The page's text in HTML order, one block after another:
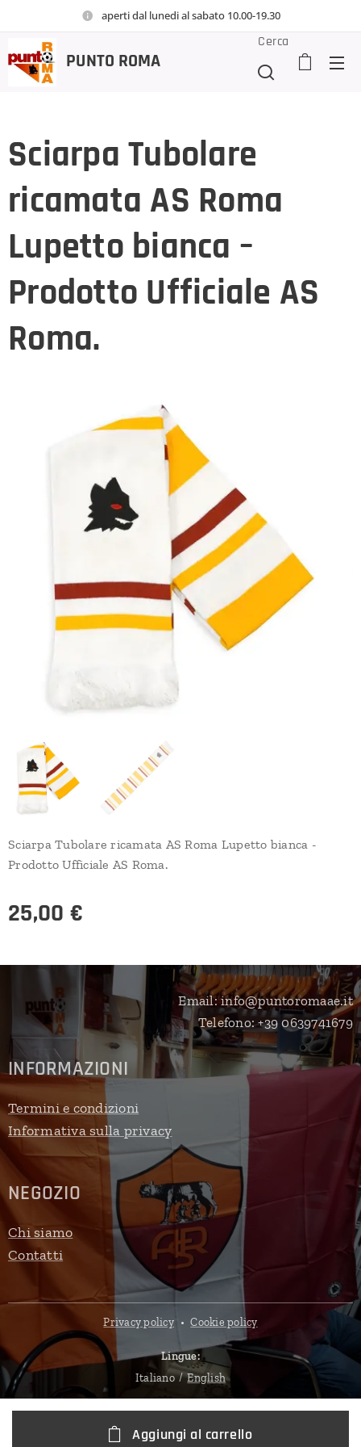
aperti dal lunedi al sabato 10.00-19.30
PUNTO ROMA
Cerca
Sciarpa Tubolare
ricamata AS Roma
Lupetto bianca –
Prodotto Ufficiale AS
Roma.
Sciarpa Tubolare ricamata AS Roma Lupetto bianca -
Prodotto Ufficiale AS Roma.
25,00 €
Aggiungi al carrello
Email: info@puntoromaae.it
Telefono: +39 0639741679
INFORMAZIONI
Termini e condizioni
Informativa sulla privacy
NEGOZIO
Chi siamo
Contatti
Privacy policy Cookie policy
Lingue
Italiano
English